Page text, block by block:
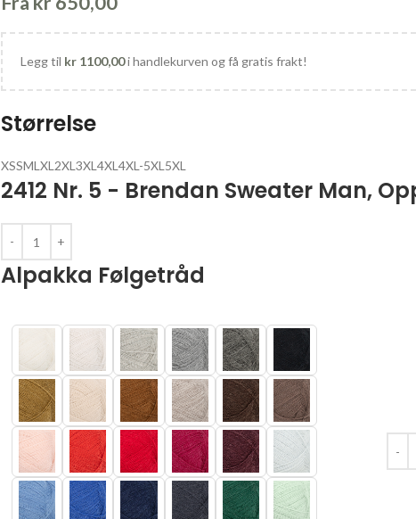
Legg til kr1100,00i handlekurven og få gratis frakt!
Størrelse
XSSML XL 2XL 3XL 4XL 4XL-5XL 5XL
2412 Nr. 5 - Brendan Sweater Man,
Alpakka Følgetråd